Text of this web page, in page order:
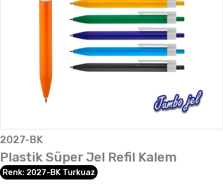
2027-BK
Plastik Süper Jel Refil Kalem
Renk: 2027-BK Turkuaz